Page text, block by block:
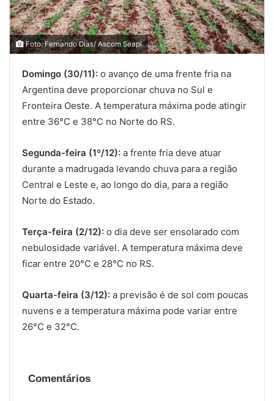
Foto: Fernando Dias/ Ascom Seapi
Domingo (30/11): o avanço de uma frente fria na
Argentina deve proporcionar chuva no Sul e
Fronteira Oeste. A temperatura máxima pode atingir
entre 36°C e 38°C no Norte do RS.
Segunda-feira (1º/12): a frente fria deve atuar
durante a madrugada levando chuva para a região
Central e Leste e, ao longo do dia, para a região
Norte do Estado.
Terça-feira (2/12): o dia deve ser ensolarado com
nebulosidade variável. A temperatura máxima deve
ficar entre 20°C e 28°C no RS.
Quarta-feira (3/12): a previsão é de sol com poucas
nuvens e a temperatura máxima pode variar entre
26°C e 32°C.
Comentários